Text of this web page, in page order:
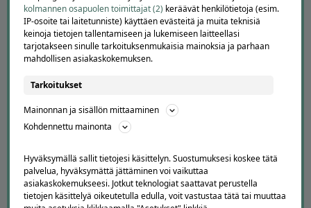
APUA JA NEUVOJA
Peruuta tilaus
Kuinka Offerilla toimii
Usein kysytyt kysymykset
Suosittele Offerillaa
Tietoa meistä
Ajankohtaista
Tilaa uutiskirje
kolmannen osapuolen toimittajat (2) keräävät henkilötietoja (esim.
IP-osoite tai laitetunniste) käyttäen evästeitä ja muita teknisiä
keinoja tietojen tallentamiseen ja lukemiseen laitteellasi
tarjotakseen sinulle tarkoituksenmukaisia mainoksia ja parhaan
mahdollisen asiakaskokemuksen.
Tarkoitukset
Mainonnan ja sisällön mittaaminen
Kohdennettu mainonta
Hyväksymällä sallit tietojesi käsittelyn. Suostumuksesi koskee tätä
palvelua, hyväksymättä jättäminen voi vaikuttaa
asiakaskokemukseesi. Jotkut teknologiat saattavat perustella
tietojen käsittelyä oikeutetulla edulla, voit vastustaa tätä tai muuttaa